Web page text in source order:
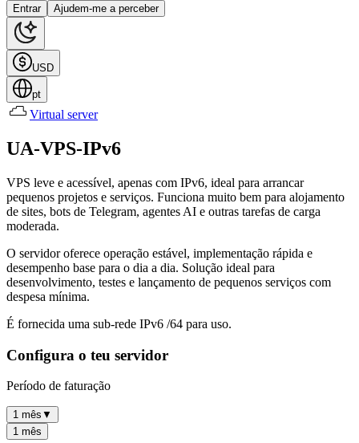
Entrar Ajudem-me a perceber
USD
pt
Virtual server
UA-VPS-IPv6
VPS leve e acessível, apenas com IPv6, ideal para arrancar
pequenos projetos e serviços. Funciona muito bem para alojamento
de sites, bots de Telegram, agentes AI e outras tarefas de carga
moderada.
O servidor oferece operação estável, implementação rápida e
desempenho base para o dia a dia. Solução ideal para
desenvolvimento, testes e lançamento de pequenos serviços com
despesa mínima.
É fornecida uma sub-rede IPv6 /64 para uso.
Configura o teu servidor
Período de faturação
1 mês ▼
1 mês